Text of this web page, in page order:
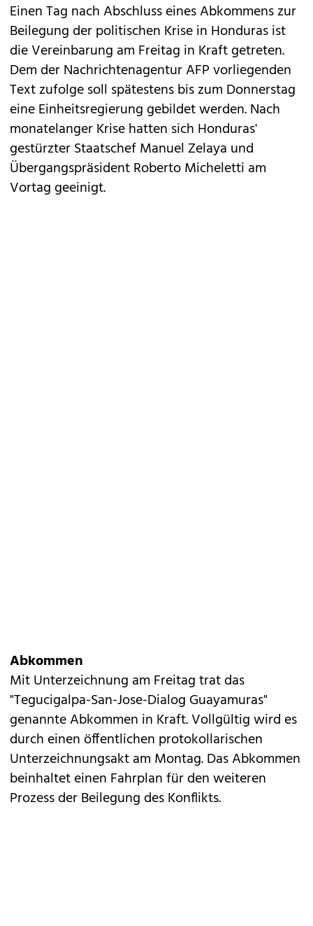
Einen Tag nachAbschluss eines Abkommenszur
Beilegung der politischen Krise in Honduras ist
die Vereinbarung am Freitag in Kraft getreten.
Dem der Nachrichtenagentur AFP vorliegenden
Text zufolge soll spätestens bis zum Donnerstag
eine Einheitsregierung gebildet werden. Nach
monatelanger Krise hatten sich Honduras'
gestürzter StaatschefManuel Zelaya und
Übergangspräsident Roberto Micheletti am
Vortag geeinigt.
Abkommen
Mit Unterzeichnung am Freitag trat das
"Tegucigalpa-San-Jose-Dialog Guayamuras"
genannte Abkommen in Kraft. Vollgültig wird es
durch einen öffentlichen protokollarischen
Unterzeichnungsakt am Montag. Das Abkommen
beinhaltet einen Fahrplan für den weiteren
Prozess der Beilegung des Konflikts.